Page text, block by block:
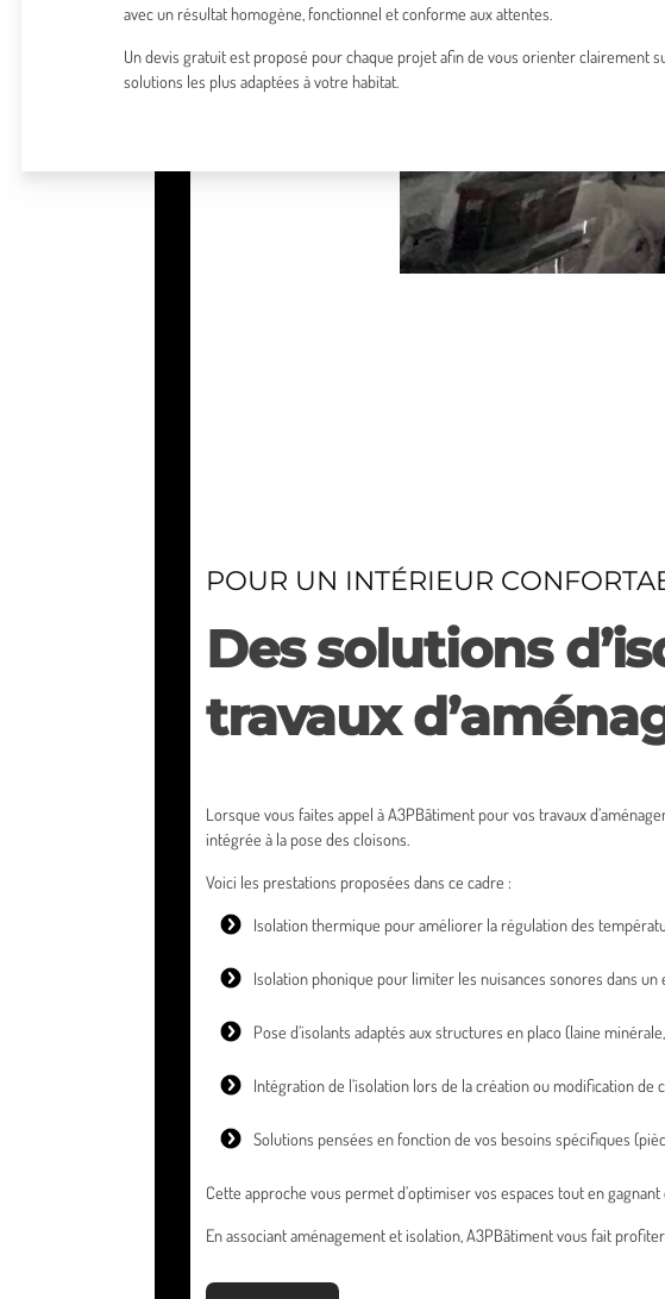
avec un résultat homogène, fonctionnel et conforme aux attentes.
Un devis gratuit est proposé pour chaque projet afin de vous orienter clairement
solutions les plus adaptées à votre habitat.
POUR UN INTÉRIEUR
Des solutions
travaux
Lorsque vous faites appel à A3PBâtiment pour vos travaux
intégrée à la pose des cloisons.
Voici les prestations proposées dans ce cadre :
Isolation thermique pour améliorer la régulation des
Isolation phonique pour limiter les nuisances sonores dans un
Pose d’isolants adaptés aux structures en placo (laine
Intégration de l’isolation lors de la création ou modification de
Solutions pensées en fonction de vos besoins spécifiques
Cette approche vous permet d’optimiser vos espaces tout en
En associant aménagement et isolation, A3PBâtiment vous fait